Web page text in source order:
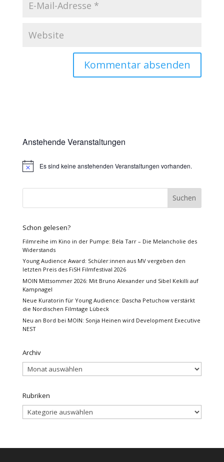
Anstehende Veranstaltungen
HinweisEs sind keine anstehenden Veranstaltungen vorhanden.
Schon gelesen?
Filmreihe im Kino in der Pumpe: Béla Tarr – Die Melancholie des
Widerstands
Young Audience Award: Schüler:innen aus MV vergeben den
letzten Preis des FiSH Filmfestival 2026
MOIN Mittsommer 2026: Mit Bruno Alexander und Sibel Kekilli auf
Kampnagel
Neue Kuratorin für Young Audience: Dascha Petuchow verstärkt
die Nordischen Filmtage Lübeck
Neu an Bord bei MOIN: Sonja Heinen wird Development Executive
NEST
Archiv
Archiv
Rubriken
Rubriken